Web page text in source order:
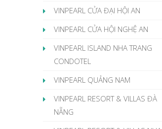
VINPEARL CỬA ĐẠI HỘI AN
VINPEARL CỬA HỘI NGHỆ AN
VINPEARL ISLAND NHA TRANG
CONDOTEL
VINPEARL QUẢNG NAM
VINPEARL RESORT & VILLAS ĐÀ
NẴNG